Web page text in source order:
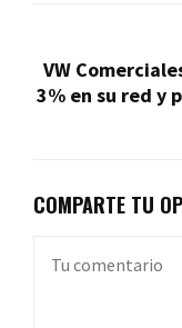
VW
3% en su red y
COMPARTE TU